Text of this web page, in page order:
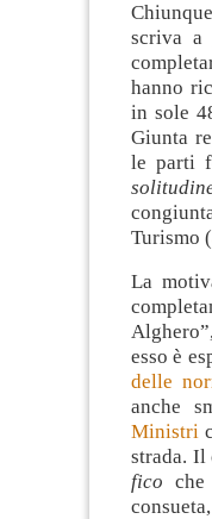
scriva a
hanno
in sole
Giunta
le parti
Turismo (
La
esso è
delle
anche
Ministri
strada. Il
fico
consueta,